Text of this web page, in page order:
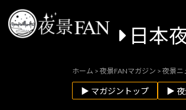
日本
ホーム > 夜景FANマガジン > 夜景ニ
▶ マガジントップ ▶ 夜